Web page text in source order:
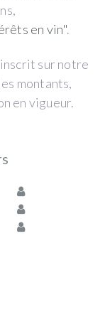
en vin".
sur notre
montants,
en vigueur.